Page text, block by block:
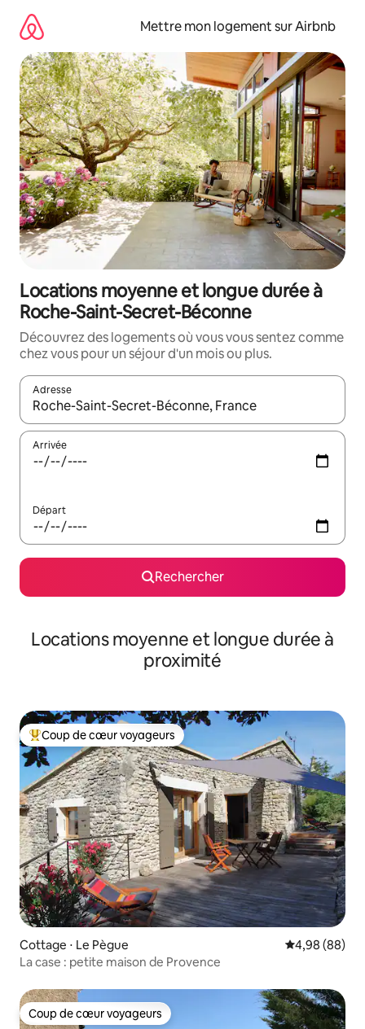
directement
contenu
Mettre mon logement sur Airbnb
Locations moyenne et longue durée à
Roche-Saint-Secret-Béconne
Découvrez des logements où vous vous sentez comme
chez vous pour un séjour d'un mois ou plus.
Adresse
Lorsque les résultats s'affichent, utilisez les flèches vers le
Arrivée
Départ
Rechercher
Locations moyenne et longue durée à
proximité
Coups de cœur voyageurs les plus appréciés
Coup de cœur voyageurs
Cottage ⋅ Le Pègue Évaluation
4,98 (88)
La case : petite maison de Provence
Coup de cœur voyageurs
Coup de cœur voyageurs